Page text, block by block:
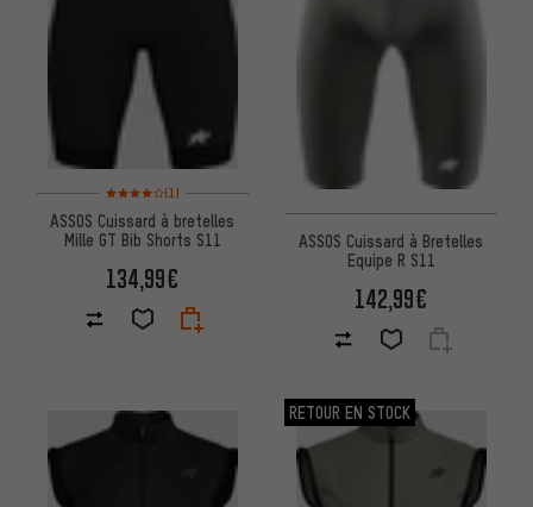
Note moyenne : 4 sur 5 d'après 1 avis
(1)
ASSOS Cuissard à bretelles
Mille GT Bib Shorts S11
134,99€
ASSOS Cuissard à Bretelles
Equipe R S11
142,99€
RETOUR EN STOCK